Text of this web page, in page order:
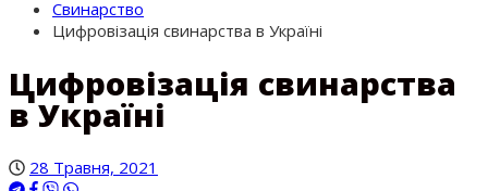
Свинарство
Цифровізація свинарства в Україні
Цифровізація свинарства
в Україні
28 Травня, 2021